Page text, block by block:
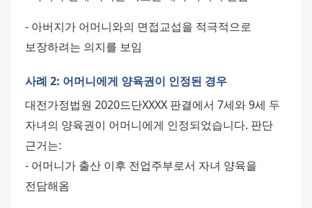
- 아버지가 어머니와의 면접교섭을 적극적으로
보장하려는 의지를 보임
사례 2: 어머니에게 양육권이 인정된 경우
대전가정법원 2020드단XXXX 판결에서 7세와 9세 두
자녀의 양육권이 어머니에게 인정되었습니다. 판단
근거는:
- 어머니가 출산 이후 전업주부로서 자녀 양육을
전담해옴